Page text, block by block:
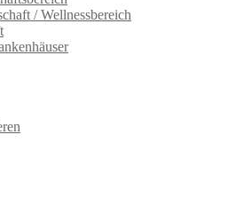
/ Wellnessbereich